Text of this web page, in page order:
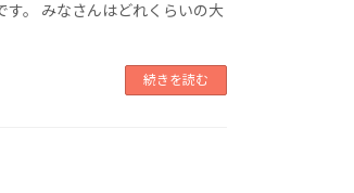
す。 みなさんはどれくらいの大
続きを読む